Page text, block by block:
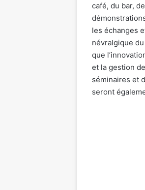
café, du bar,
les échanges
névralgique
que
et la gestion
séminaires et
seront